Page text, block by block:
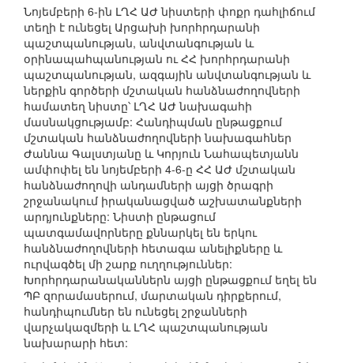
Նոյեմբերի 6-ին ԼՂՀ ԱԺ նիստերի փոքր դահլիճում
տեղի է ունեցել Արցախի խորհրդարանի
պաշտպանության, անվտանգության և
օրինապահպանության ու ՀՀ խորհրդարանի
պաշտպանության, ազգային անվտանգության և
ներքին գործերի մշտական հանձնաժողովների
համատեղ նիստը՝ ԼՂՀ ԱԺ նախագահի
մասնակցությամբ: Հանդիպման ընթացքում
մշտական հանձնաժողովների նախագահներ
Ժաննա Գալստյանը և Կորյուն Նահապետյանն
ամփոփել են նոյեմբերի 4-6-ը ՀՀ ԱԺ մշտական
հանձնաժողովի անդամների այցի ծրագրի
շրջանակում իրականացված աշխատանքների
արդյունքները: Նիստի ընթացում
պատգամավորները քննարկել են երկու
հանձնաժողովների հետագա անելիքները և
ուրվագծել մի շարք ուղղություններ:
Խորհրդարանականներն այցի ընթացքում եղել են
ՊԲ զորամասերում, մարտական դիրքերում,
հանդիպումներ են ունեցել շրջանների
վարչակազմերի և ԼՂՀ պաշտպանության
նախարարի հետ: